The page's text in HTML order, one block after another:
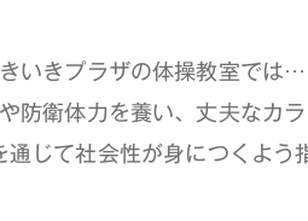
いきプラザの体操教室では…
防衛体力を養い、丈夫なカラ
じて社会性が身につくよう